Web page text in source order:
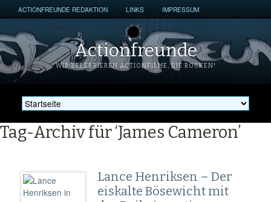
ACTIONFREUNDE REDAKTION LINKS IMPRESSUM
Actionfreunde
WIR ZELEBRIEREN ACTIONFILME, DIE ROCKEN!
Tag-Archiv für ‘James Cameron’
Lance Henriksen – Der
eiskalte Bösewicht mit